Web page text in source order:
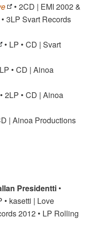
• 2CD | EMI 2002 &
3LP Svart Records
• LP • CD | Svart
• CD | Ainoa
• 2LP • CD | Ainoa
| Ainoa Productions
Presidentti •
• kasetti | Love
2012 • LP Rolling